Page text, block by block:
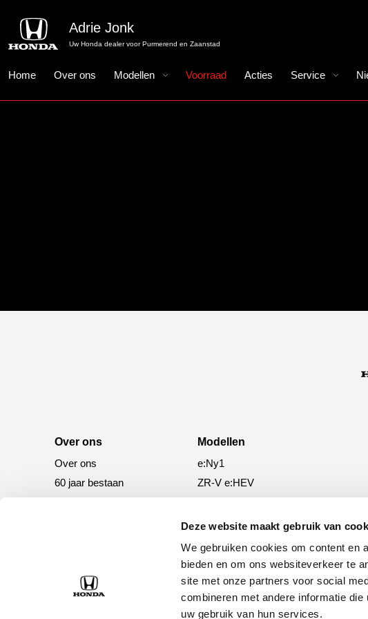
Deze website maakt gebruik van
We gebruiken cookies om content en
bieden en om ons websiteverkeer te
site met onze partners voor social
combineren met andere informatie
uw gebruik van hun services.
Adrie Jonk
Uw Honda dealer voor Purmerend en Zaanstad
Home Over ons Modellen Voorraad Acties Service
Over ons
Over ons
60 jaar bestaan
Modellen
e:Ny1
ZR-V e:HEV
e:PHEV
Civic e:HEV
Jazz e:HEV
Civic Type R